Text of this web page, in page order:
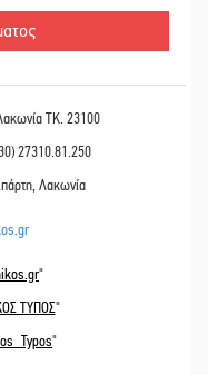
ΤΚ. 23100
27310.81.250
Λακωνία
"
ΤΥΠΟΣ"
"